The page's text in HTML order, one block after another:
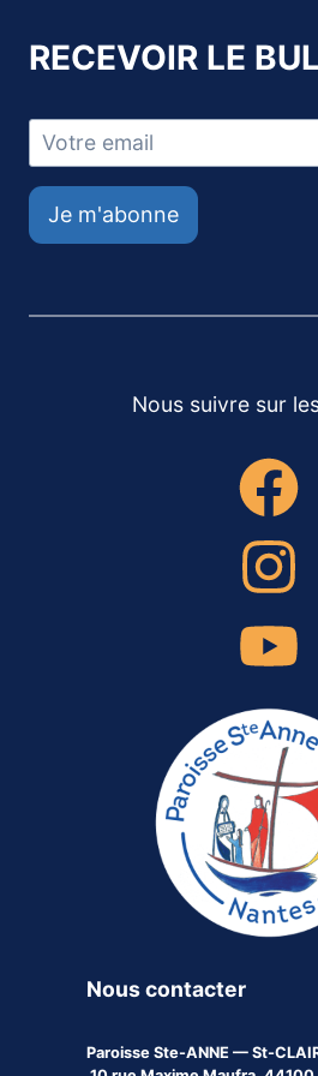
RECEVOIR LE
Je m'abonne
Nous suivre sur
Nous contacter
Paroisse Ste-ANNE — St-